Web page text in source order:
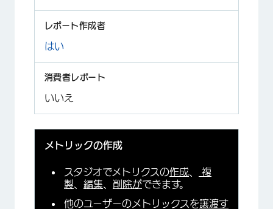
はい
いいえ
メトリックの作成
スタジオでメトリクスの作成
複
製
編集 削除ができます。
他のユーザーのメトリックスを譲渡す